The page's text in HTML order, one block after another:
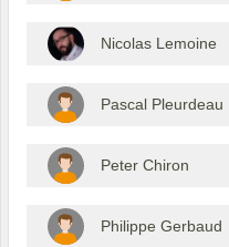
Nicolas Lemoine
Pascal Pleurdeau
Peter Chiron
Philippe Gerbaud